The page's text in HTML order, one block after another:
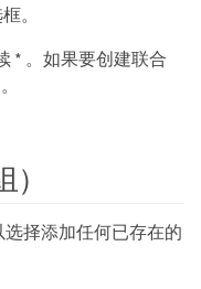
。
* 。如果要创建联合
择添加任何已存在的